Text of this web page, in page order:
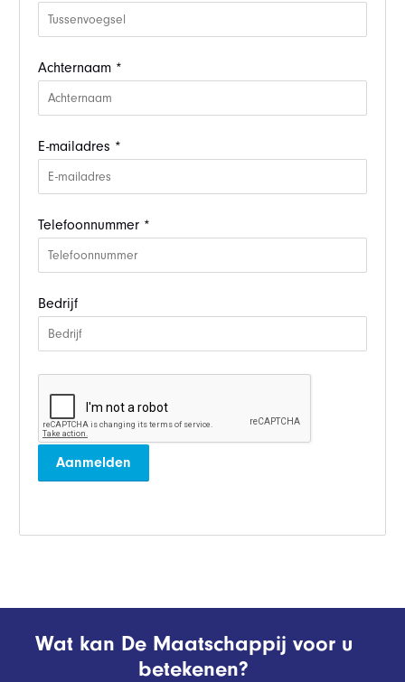
Achternaam *
E-mailadres *
Telefoonnummer *
Bedrijf
Aanmelden
Wat kan De Maatschappij voor u
betekenen?